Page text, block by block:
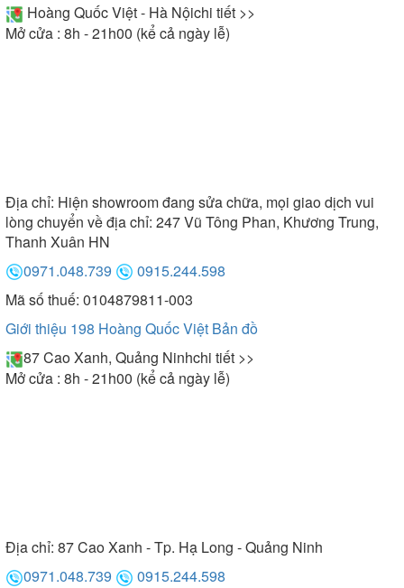
Hoàng Quốc Việt - Hà Nộichi tiết >>
Mở cửa : 8h - 21h00 (kể cả ngày lễ)
Địa chỉ: Hiện showroom đang sửa chữa, mọi giao dịch vui
lòng chuyển về địa chỉ: 247 Vũ Tông Phan, Khương Trung,
Thanh Xuân HN
0971.048.739
0915.244.598
Mã số thuế: 0104879811-003
Giới thiệu 198 Hoàng Quốc Việt Bản đồ
87 Cao Xanh, Quảng Ninhchi tiết >>
Mở cửa : 8h - 21h00 (kể cả ngày lễ)
Địa chỉ: 87 Cao Xanh - Tp. Hạ Long - Quảng Ninh
0971.048.739
0915.244.598